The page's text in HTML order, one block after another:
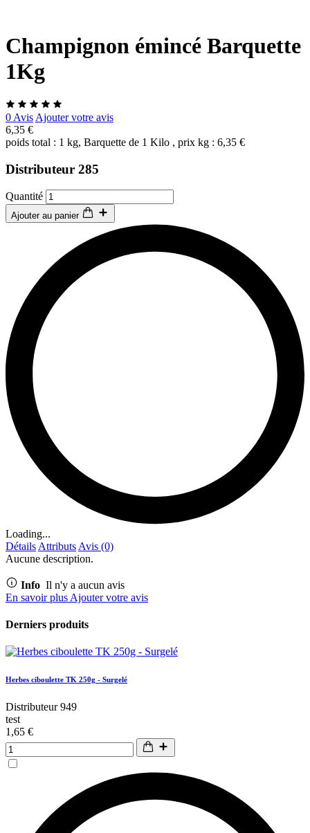
Champignon émincé Barquette
1Kg
0 Avis Ajouter votre avis
6,35 €
poids total : 1 kg, Barquette de 1 Kilo , prix kg : 6,35 €
Distributeur 285
Quantité
Ajouter au panier
Loading...
Détails Attributs Avis (0)
Aucune description.
Info Il n'y a aucun avis
En savoir plus Ajouter votre avis
Derniers produits
Herbes ciboulette TK 250g - Surgelé
Distributeur 949
test
1,65 €